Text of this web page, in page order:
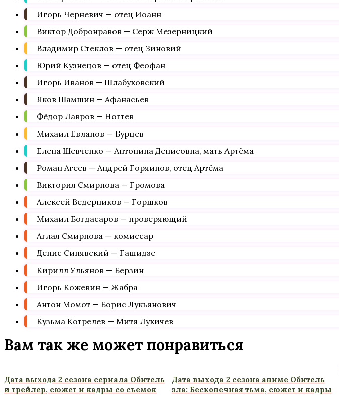
Игорь Черневич — отец Иоанн
Виктор Добронравов — Серж Мезерницкий
Владимир Стеклов — отец Зиновий
Юрий Кузнецов — отец Феофан
Игорь Иванов — Шлабуковский
Яков Шамшин — Афанасьев
Фёдор Лавров — Ногтев
Михаил Евланов — Бурцев
Елена Шевченко — Антонина Денисовна, мать Артёма
Роман Агеев — Андрей Горяинов, отец Артёма
Виктория Смирнова — Громова
Алексей Ведерников — Горшков
Михаил Богдасаров — проверяющий
Аглая Смирнова — комиссар
Денис Синявский — Гашидзе
Кирилл Ульянов — Берзин
Игорь Кожевин — Жабра
Антон Момот — Борис Лукьянович
Кузьма Котрелев — Митя Лукичев
Вам так же может понравиться
Дата выхода 2 сезона сериала Обитель
и трейлер, сюжет и кадры со съемок
Дата выхода 2 сезона аниме Обитель
зла: Бесконечная тьма, сюжет и кадры